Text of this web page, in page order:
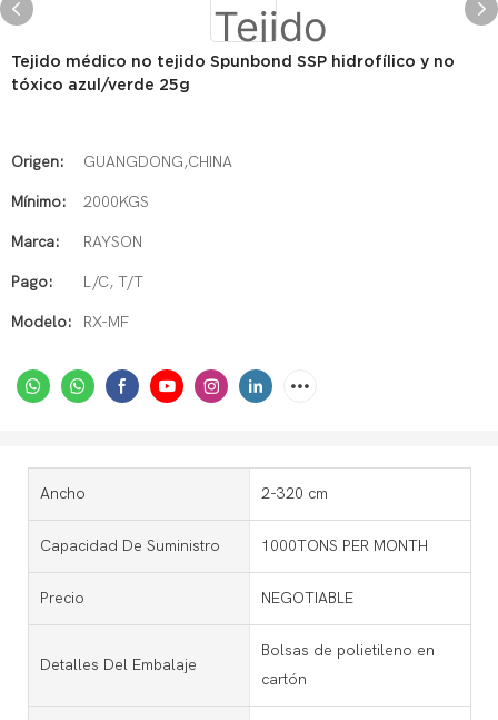
Tejido médico no tejido Spunbond SSP hidrofílico y no
tóxico azul/verde 25g
Origen: GUANGDONG,CHINA
Mínimo: 2000KGS
Marca: RAYSON
Pago: L/C, T/T
Modelo: RX-MF
Ancho 2-320 cm
Capacidad De Suministro 1000TONS PER MONTH
Precio NEGOTIABLE
Detalles Del Embalaje
Bolsas de polietileno en
cartón